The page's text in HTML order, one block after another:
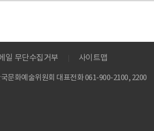
일 무단수집거부 사이트맵
문화예술위원회 대표전화 061-900-2100, 2200